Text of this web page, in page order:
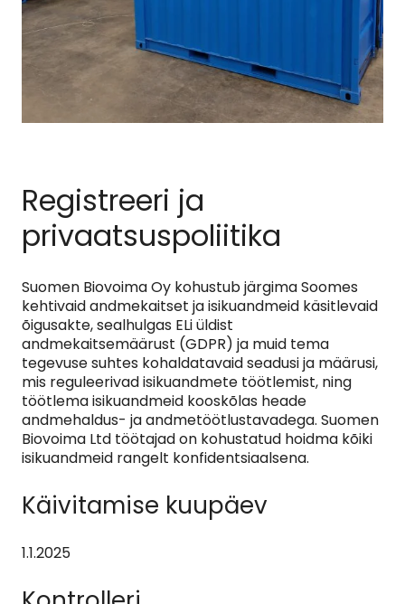
Registreeri ja
privaatsuspoliitika
Suomen Biovoima Oy kohustub järgima Soomes
kehtivaid andmekaitset ja isikuandmeid käsitlevaid
õigusakte, sealhulgas ELi üldist
andmekaitsemäärust (GDPR) ja muid tema
tegevuse suhtes kohaldatavaid seadusi ja määrusi,
mis reguleerivad isikuandmete töötlemist, ning
töötlema isikuandmeid kooskõlas heade
andmehaldus- ja andmetöötlustavadega. Suomen
Biovoima Ltd töötajad on kohustatud hoidma kõiki
isikuandmeid rangelt konfidentsiaalsena.
Käivitamise kuupäev
1.1.2025